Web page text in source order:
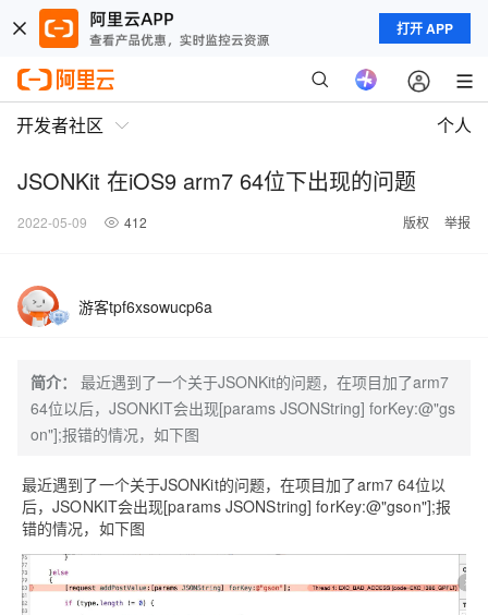
打开 APP
开发者社区 个人
JSONKit 在iOS9 arm7 64位下出现的问题
2022-05-09 412 版权 举报
游客tpf6xsowucp6a
简介：
最近遇到了一个关于JSONKit的问题，在项目加了arm7
64位以后，JSONKIT会出现[params JSONString] forKey:@"gs
on"];报错的情况，如下图
最近遇到了一个关于JSONKit的问题，在项目加了arm7 64位以
后，JSONKIT会出现[params JSONString] forKey:@"gson"];报
错的情况，如下图